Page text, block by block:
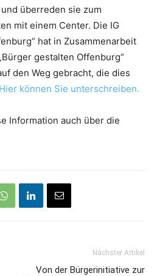
überreden sie zum
mit einem Center. Die IG
hat in Zusammenarbeit
gestalten Offenburg“
den Weg gebracht, die dies
Hier können Sie unterschreiben.
Information auch über die
Nächster Artikel
Von der Bürgerinitiative zur